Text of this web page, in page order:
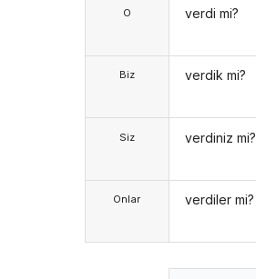
O
Biz
Siz
Onlar
verdi mi?
verdik mi?
verdiniz mi?
verdiler mi?